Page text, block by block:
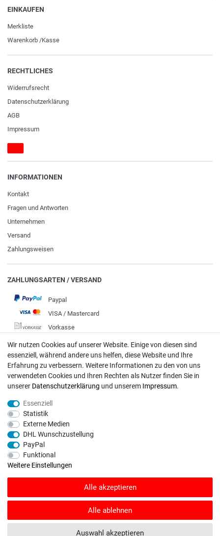
EINKAUFEN
Merkliste
Warenkorb /Kasse
RECHTLICHES
Widerrufs­recht
Daten­schutz­erklärung
AGB
Impressum
INFORMATIONEN
Kontakt
Fragen und Antworten
Unternehmen
Versand
Zahlungsweisen
ZAHLUNGSARTEN / VERSAND
Paypal
VISA / Mastercard
Vorkasse
DHL
Deutsche Post
Bei Fragen wenden Sie sich direkt an unser Service-Team.
info@rasentraktoren-motoren.de
MA-Versand GmbH, 53925 Kall, In der Laach 1-3
SHOPVOTE Bewertungen. SHOPVOTE setzt automatische und manuelle
© Copyright 2026 | Alle Rechte vorbehalten. - Rasentraktoren-Motoren | Realisation
Wir nutzen Cookies auf unserer Website. Einige von diesen sind
essenziell, während andere uns helfen, diese Website und Ihre
Erfahrung zu verbessern. Weitere Informationen zu den von uns
verwendeten Cookies und Ihren Rechten als Nutzer finden Sie in
unserer Daten­schutz­erklärung und unserem Impressum.
Essenziell
Statistik
Externe Medien
DHL Wunschzustellung
PayPal
Funktional
Weitere Einstellungen
Alle akzeptieren
Alle ablehnen
Auswahl akzeptieren